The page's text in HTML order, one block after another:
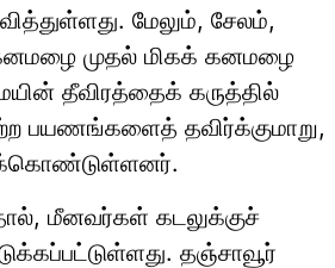
மேலும், சேலம்,
கனமழை முதல் மிகக் கனமழை
தீவிரத்தைக் கருத்தில்
பயணங்களைத் தவிர்க்குமாறு,
மீனவர்கள் கடலுக்குச்
தஞ்சாவூர்